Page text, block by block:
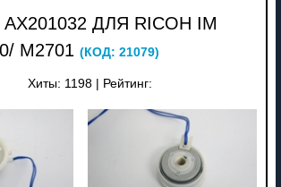
ДЛЯ RICOH IM
M2701 (КОД: 21079)
Хиты: 1198 Рейтинг: